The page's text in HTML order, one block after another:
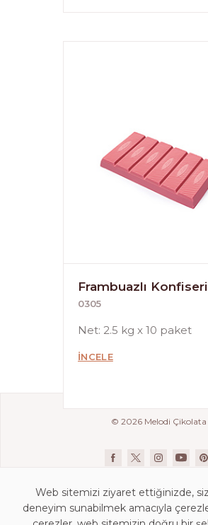
Frambuazlı Konfiseri
0305
Net: 2.5 kg x 10 paket
İNCELE
© 2026 Melodi Çikolata
Web sitemizi ziyaret ettiğinizde,
deneyim sunabilmek amacıyla